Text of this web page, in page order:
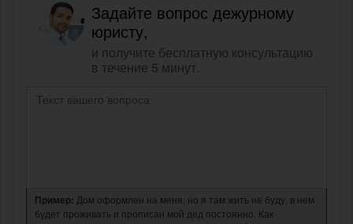
Задайте вопрос дежурному
юристу,
и получите бесплатную консультацию
в течение 5 минут.
Пример: Дом оформлен на меня, но я там жить не буду, в нем
будет проживать и прописан мой дед постоянно. Как